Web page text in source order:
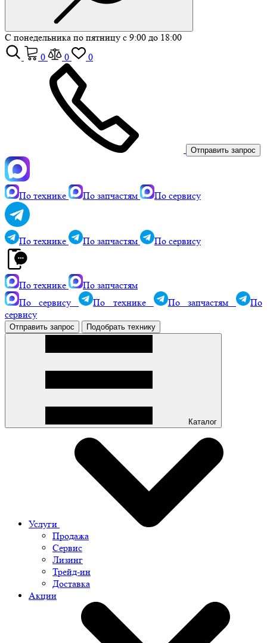
С понедельника по пятницу с 9:00 до 18:00
0
0 0
Отправить запрос
По технике По запчастям По сервису
По технике По запчастям По сервису
По технике
По запчастям
По сервису
По технике По запчастям
По
сервису
Отправить запрос Подобрать технику
Каталог
Услуги
Продажа
Сервис
Лизинг
Трейд-ин
Доставка
Акции